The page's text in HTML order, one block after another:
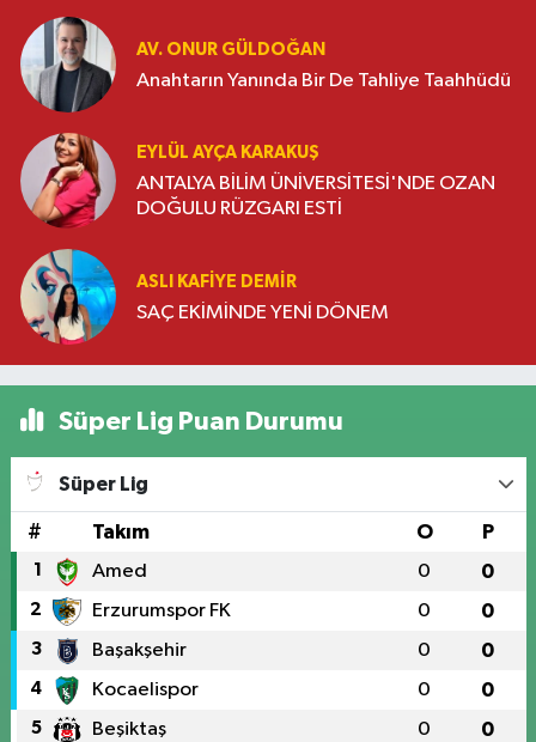
AV. ONUR GÜLDOĞAN
Anahtarın Yanında Bir De Tahliye Taahhüdü
EYLÜL AYÇA KARAKUŞ
ANTALYA BİLİM ÜNİVERSİTESİ'NDE OZAN
DOĞULU RÜZGARI ESTİ
ASLI KAFIYE DEMIR
SAÇ EKİMİNDE YENİ DÖNEM
Süper Lig Puan Durumu
Süper Lig
# Takım O P
1 Amed 0 0
2 Erzurumspor FK 0 0
3 Başakşehir 0 0
4 Kocaelispor 0 0
5 Beşiktaş 0 0